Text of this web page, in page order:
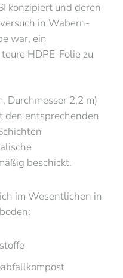
konzipiert und deren
in Wabern-
war, ein
HDPE-Folie zu
Durchmesser 2,2 m)
den entsprechenden
beschickt.
im Wesentlichen in